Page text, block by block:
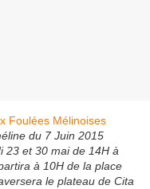
du 7 Juin 2015
23 et 30 mai de 14H à
à 10H de la place
le plateau de Cita